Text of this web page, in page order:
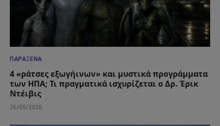
ΠΑΡΆΞΕΝΑ
4 «ράτσες εξωγήινων» και μυστικά προγράμματα
των ΗΠΑ; Τι πραγματικά ισχυρίζεται ο Δρ. Έρικ
Ντέιβις
26/05/2026